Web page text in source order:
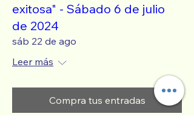
exitosa" - Sábado 6 de julio
de 2024
sáb 22 de ago
Leer más
Compra tus entradas